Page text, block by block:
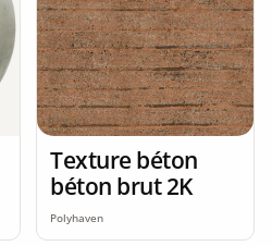
Texture béton
béton brut 2K
Polyhaven